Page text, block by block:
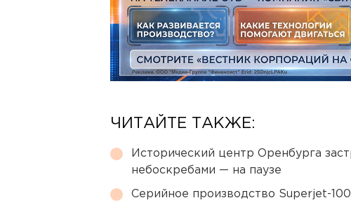
ЧИТАЙТЕ ТАКЖЕ:
Исторический центр Оренбурга
небоскребами — на паузе
Серийное производство Superjet-